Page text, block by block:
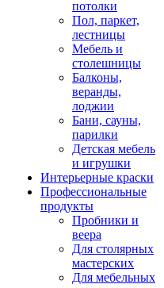
потолки
Пол, паркет,
лестницы
Мебель и
столешницы
Балконы,
веранды,
лоджии
Бани, сауны,
парилки
Детская мебель
и игрушки
Интерьерные краски
Профессиональные
продукты
Пробники и
веера
Для столярных
мастерских
Для мебельных